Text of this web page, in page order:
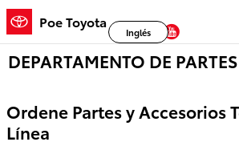
Saltar al contenido principal
Poe Toyota Facebook
Twitter
Inglés
DEPARTAMENTO DE PARTES
Ordene Partes y Accesorios
Línea